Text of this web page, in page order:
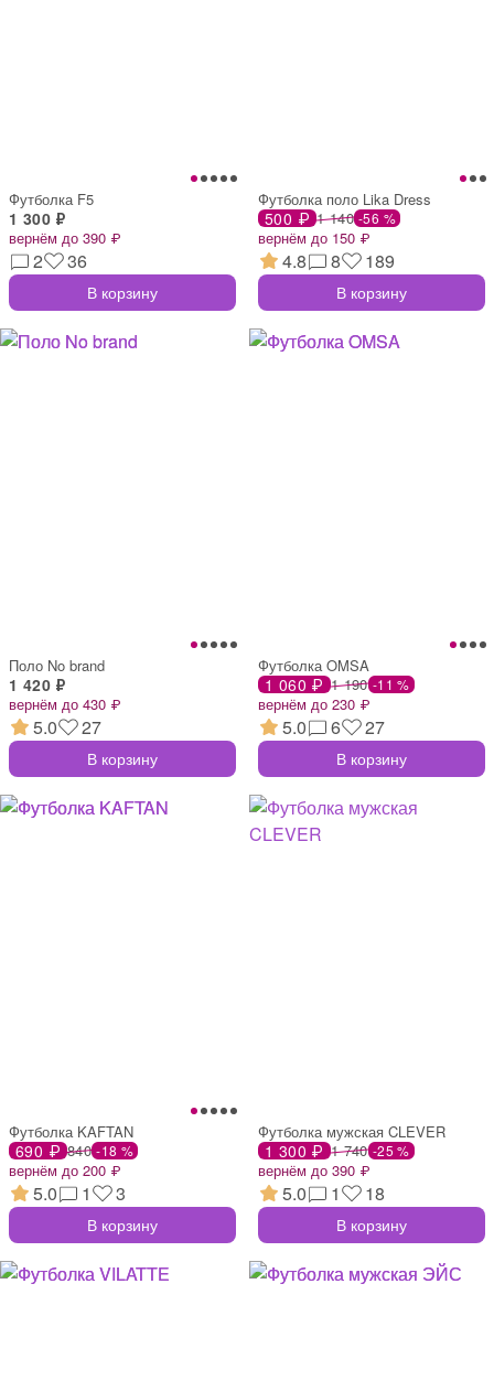
Футболка F5
1 300 ₽
вернём до 390 ₽
2 36
В корзину
Футболка поло Lika Dress
500 ₽ 1 140 -56 %
вернём до 150 ₽
4.8 8 189
В корзину
Поло No brand
1 420 ₽
вернём до 430 ₽
5.0 27
В корзину
Футболка OMSA
1 060 ₽ 1 190 -11 %
вернём до 230 ₽
5.0 6 27
В корзину
Футболка KAFTAN
690 ₽ 840 -18 %
вернём до 200 ₽
5.0 1 3
В корзину
Футболка мужская CLEVER
1 300 ₽ 1 740 -25 %
вернём до 390 ₽
5.0 1 18
В корзину